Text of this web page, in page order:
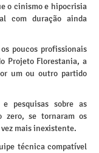
o cinismo e hipocrisia
com duração ainda
poucos profissionais
Projeto Florestania, a
um ou outro partido
e pesquisas sobre as
zero, se tornaram os
mais inexistente.
técnica compatível